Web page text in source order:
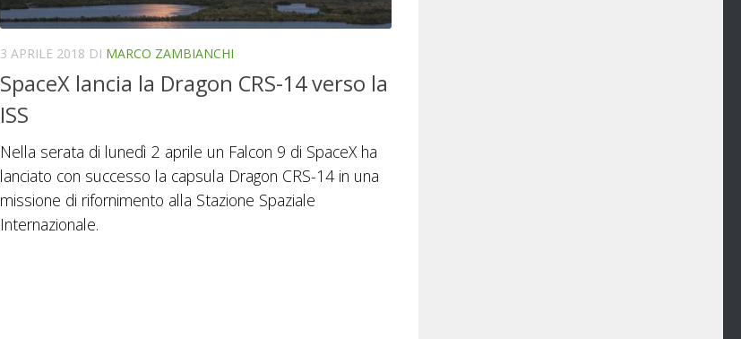
3 APRILE 2018 DI MARCO ZAMBIANCHI
SpaceX lancia la Dragon CRS-14 verso la
ISS
Nella serata di lunedì 2 aprile un Falcon 9 di SpaceX ha
lanciato con successo la capsula Dragon CRS-14 in una
missione di rifornimento alla Stazione Spaziale
Internazionale.